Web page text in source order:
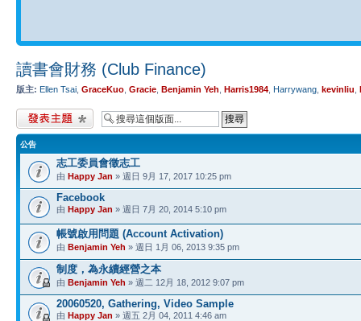
讀書會財務 (Club Finance)
版主: Ellen Tsai GraceKuo Gracie Benjamin Yeh Harris1984 Harrywang kevinliu
發表新主題
公告
志工委員會徵志工
由 Happy Jan » 週日 9月 17, 2017 10:25 pm
Facebook
由 Happy Jan » 週日 7月 20, 2014 5:10 pm
帳號啟用問題 (Account Activation)
由 Benjamin Yeh » 週日 1月 06, 2013 9:35 pm
制度，為永續經營之本
由 Benjamin Yeh » 週二 12月 18, 2012 9:07 pm
20060520, Gathering, Video Sample
由 Happy Jan » 週五 2月 04, 2011 4:46 am